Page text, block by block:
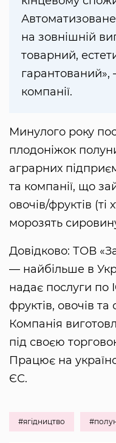
на зовнішній
товарний,
компанії.
Минулого року
плодоніжок
аграрних
та компанії, що
овочів/фруктів
морозять
Довідково: ТОВ
— найбільше в
надає послуги по
фруктів, овочів
Компанія
під своєю
Працює на
ЄС.
#ягідництво